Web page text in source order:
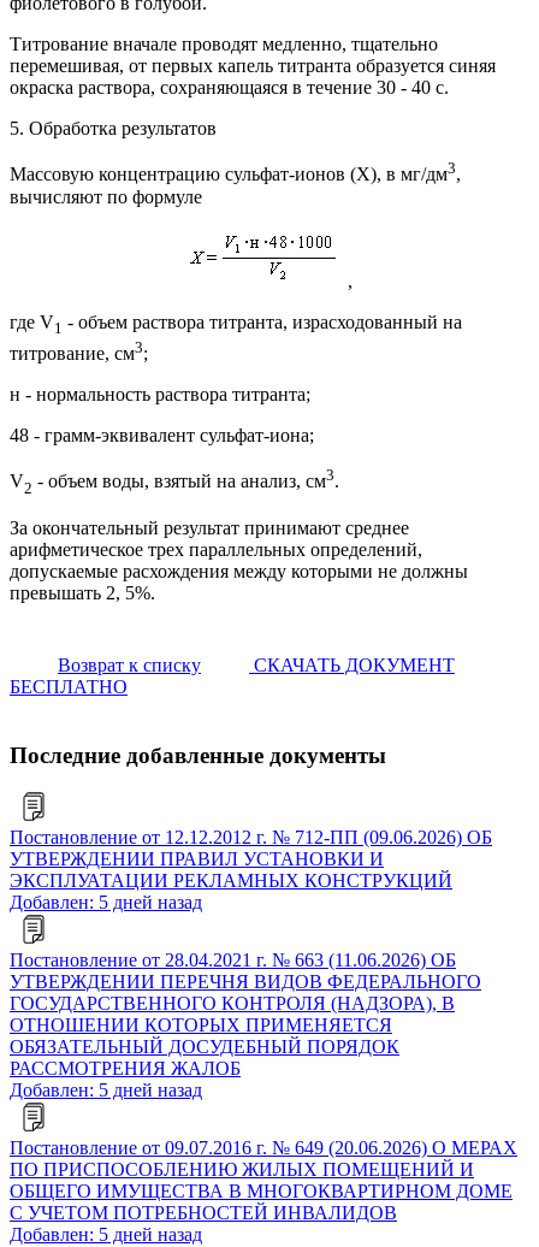
Титрование вначале проводят медленно, тщательно
перемешивая, от первых капель титранта образуется синяя
окраска раствора, сохраняющаяся в течение 30 - 40 с.
5. Обработка результатов
Массовую концентрацию сульфат-ионов (X), в мг/дм3,
вычисляют по формуле
,
где V1 - объем раствора титранта, израсходованный на
титрование, см3;
н - нормальность раствора титранта;
48 - грамм-эквивалент сульфат-иона;
V2 - объем воды, взятый на анализ, см3.
За окончательный результат принимают среднее
арифметическое трех параллельных определений,
допускаемые расхождения между которыми не должны
превышать 2, 5%.
Возврат к списку
СКАЧАТЬ ДОКУМЕНТ
БЕСПЛАТНО
Последние добавленные документы
Постановление от 12.12.2012 г. № 712-ПП (09.06.2026) ОБ
УТВЕРЖДЕНИИ ПРАВИЛ УСТАНОВКИ И
ЭКСПЛУАТАЦИИ РЕКЛАМНЫХ КОНСТРУКЦИЙ
Добавлен: 5 дней назад
Постановление от 28.04.2021 г. № 663 (11.06.2026) ОБ
УТВЕРЖДЕНИИ ПЕРЕЧНЯ ВИДОВ ФЕДЕРАЛЬНОГО
ГОСУДАРСТВЕННОГО КОНТРОЛЯ (НАДЗОРА), В
ОТНОШЕНИИ КОТОРЫХ ПРИМЕНЯЕТСЯ
ОБЯЗАТЕЛЬНЫЙ ДОСУДЕБНЫЙ ПОРЯДОК
РАССМОТРЕНИЯ ЖАЛОБ
Добавлен: 5 дней назад
Постановление от 09.07.2016 г. № 649 (20.06.2026) О МЕРАХ
ПО ПРИСПОСОБЛЕНИЮ ЖИЛЫХ ПОМЕЩЕНИЙ И
ОБЩЕГО ИМУЩЕСТВА В МНОГОКВАРТИРНОМ ДОМЕ
С УЧЕТОМ ПОТРЕБНОСТЕЙ ИНВАЛИДОВ
Добавлен: 5 дней назад